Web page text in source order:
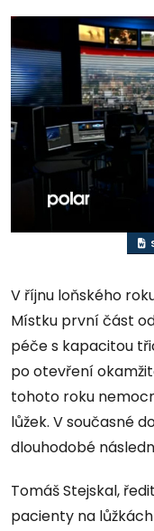
V říjnu loňského
Místku první část
péče s kapacitou
po otevření
tohoto roku
lůžek. V současné
dlouhodobé
Tomáš Stejskal,
pacienty na